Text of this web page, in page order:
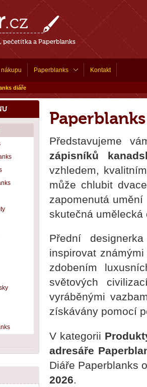
pečetítka a Paperblanks
Paperblanks Kontakt
diáře
Představujeme
zápisníků
vzhledem,
může chlubit
zapomenutá
skutečná
Přední
inspirovat
zdobením
světových
vyráběnými
získávány pomocí
V kategorii
adresáře
Diáře Paperblanks
2026